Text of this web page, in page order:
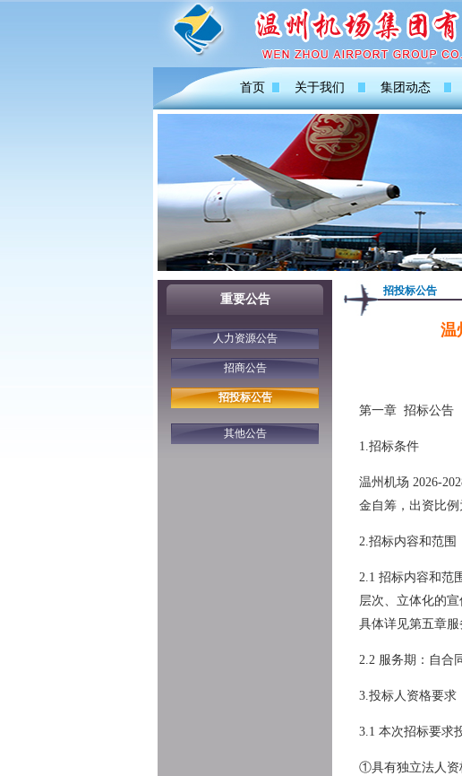
首页 关于我们 集团动态
重要公告
人力资源公告
招商公告
招投标公告
其他公告
招投标公告
温
第一章 招标公告
1.招标条件
温州机场 2026-
金自筹，出资比
2.招标内容和范围
2.1 招标内容和范
层次、立体化的
具体详见第五章服
2.2 服务期：自合
3.投标人资格要求
3.1 本次招标要求
①具有独立法人资